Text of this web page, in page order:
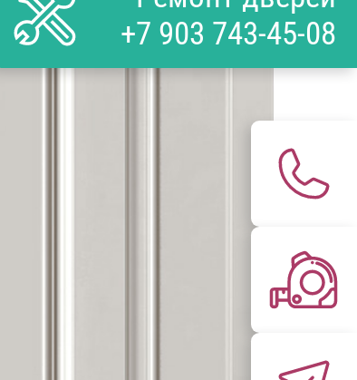
+7 903 743-45-08